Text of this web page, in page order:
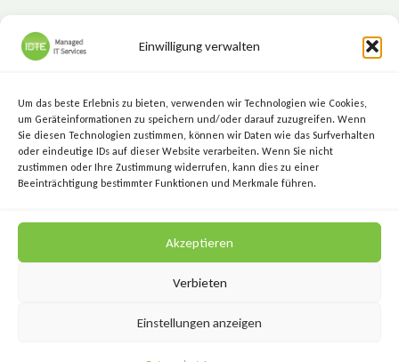
Einwilligung verwalten
Um das beste Erlebnis zu bieten, verwenden wir Technologien wie Cookies,
um Geräteinformationen zu speichern und/oder darauf zuzugreifen. Wenn
Sie diesen Technologien zustimmen, können wir Daten wie das Surfverhalten
oder eindeutige IDs auf dieser Website verarbeiten. Wenn Sie nicht
zustimmen oder Ihre Zustimmung widerrufen, kann dies zu einer
Beeinträchtigung bestimmter Funktionen und Merkmale führen.
Akzeptieren
Verbieten
Einstellungen anzeigen
Marktgasse 7, 8720 Knittelfeld
+43 (3512) 209 00
info@icte.biz
KEEP IT SIMPLE.